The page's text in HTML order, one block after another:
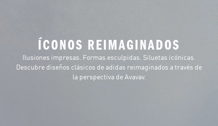
ÍCONOS REIMAGINADOS
Ilusiones impresas. Formas esculpidas. Siluetas icónicas.
Descubre diseños clásicos de adidas reimaginados a través de
la perspectiva de Avavav.